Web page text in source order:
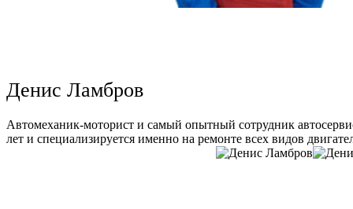
Денис Ламбров
Автомеханик-моторист и самый опытный сотрудник
лет и специализируется именно на ремонте всех видов